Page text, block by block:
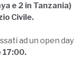
e 2 in Tanzania)
Civile.
ad un open day
17:00.